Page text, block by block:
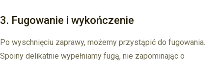
3. Fugowanie i wykończenie
Po wyschnięciu zaprawy, możemy przystąpić do fugowania.
Spoiny delikatnie wypełniamy fugą, nie zapominając o